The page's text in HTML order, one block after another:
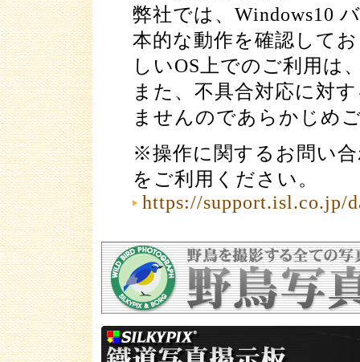
弊社では、Windows10
本的な動作を確認して
しいOS上でのご利用は
また、不具合対応に対
ませんのであらかじめ
※操作に関するお問い
をご利用ください。
https://support.isl.co.jp/